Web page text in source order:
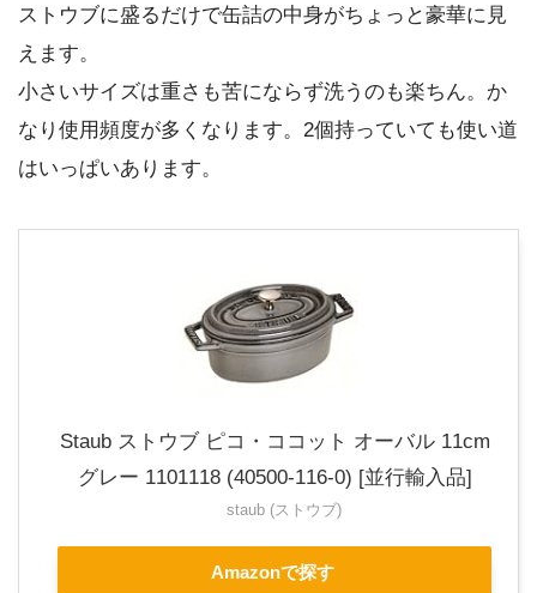
ストウブに盛るだけで缶詰の中身がちょっと豪華に見
えます。
小さいサイズは重さも苦にならず洗うのも楽ちん。か
なり使用頻度が多くなります。2個持っていても使い道
はいっぱいあります。
Staub ストウブ ピコ・ココット オーバル 11cm
グレー 1101118 (40500-116-0) [並行輸入品]
staub (ストウブ)
Amazonで探す